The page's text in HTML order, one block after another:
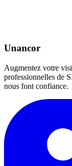
Unancor
Augmentez votre
professionnelles de
nous font confiance.